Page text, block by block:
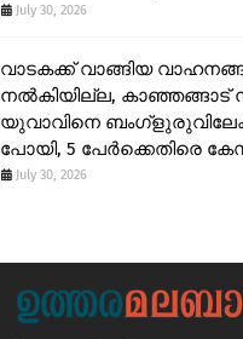
July 30, 2026
വാടകക്ക് വാങ്ങിയ
നൽകിയില്ല, കാഞ്ഞങ്ങാട്
യുവാവിനെ
പോയി, 5 പേർക്കെതിരെ
July 30, 2026